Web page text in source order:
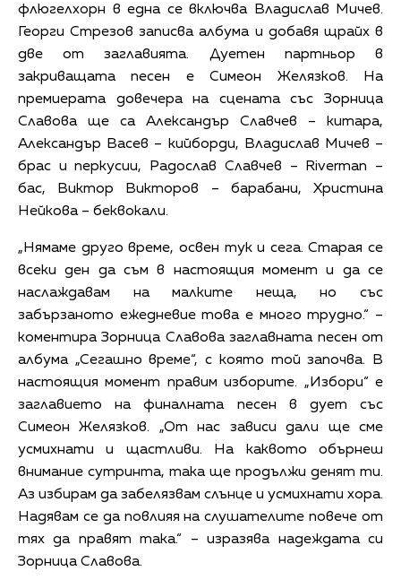
флюгелхорн в една се включва Владислав Мичев.
Георги Стрезов записва албума и добавя щрайх в
две от заглавията. Дуетен партньор в
закриващата песен е Симеон Желязков. На
премиерата довечера на сцената със Зорница
Славова ще са Александър Славчев – китара,
Александър Васев – кийборди, Владислав Мичев –
брас и перкусии, Радослав Славчев – Riverman –
бас, Виктор Викторов – барабани, Христина
Нейкова – беквокали.
„Нямаме друго време, освен тук и сега. Старая се
всеки ден да съм в настоящия момент и да се
наслаждавам на малките неща, но със
забързаното ежедневие това е много трудно.“ –
коментира Зорница Славова заглавната песен от
албума „Сегашно време“, с която той започва. В
настоящия момент правим изборите. „Избори“ е
заглавието на финалната песен в дует със
Симеон Желязков. „От нас зависи дали ще сме
усмихнати и щастливи. На каквото обърнеш
внимание сутринта, така ще продължи денят ти.
Аз избирам да забелязвам слънце и усмихнати хора.
Надявам се да повлияя на слушателите повече от
тях да правят така.“ – изразява надеждата си
Зорница Славова.